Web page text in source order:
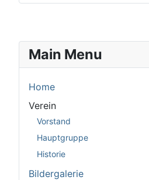
Main Menu
Home
Verein
Vorstand
Hauptgruppe
Historie
Bildergalerie